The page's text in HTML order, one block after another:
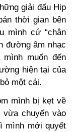
giải đấu Hip
thời gian bên
mình cứ “chân
đường âm nhạc
muốn đến
hiện tại của
một cái.
mình bị kẹt về
chuyển vào
mình mới quyết